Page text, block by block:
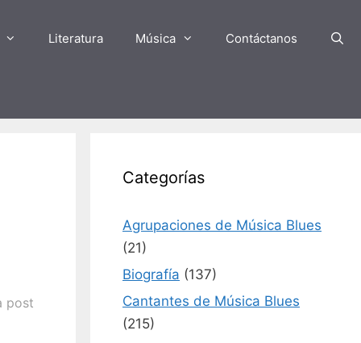
Literatura Música Contáctanos
post
Categorías
Agrupaciones de Música Blues
(21)
Biografía (137)
Cantantes de Música Blues
(215)